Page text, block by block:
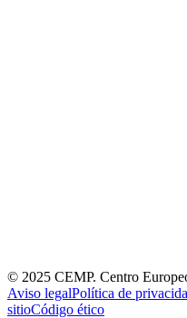
© 2025 CEMP. Centro
Aviso legalPolítica de
sitioCódigo ético